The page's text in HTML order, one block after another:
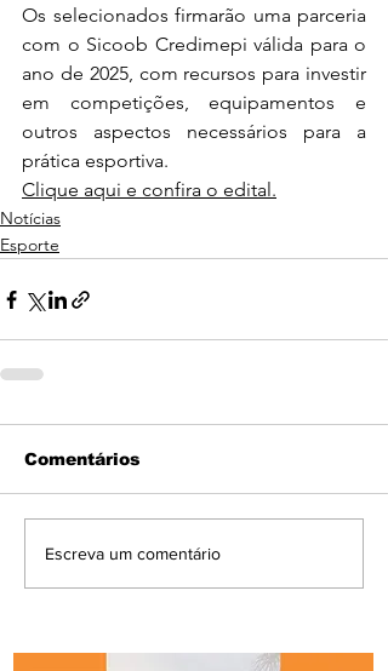
Os selecionados firmarão uma parceria
com o Sicoob Credimepi válida para o
ano de 2025, com recursos para investir
em competições, equipamentos e
outros aspectos necessários para a
prática esportiva.
Clique aqui e confira o edital.
Notícias
Esporte
Comentários
Escreva um comentário